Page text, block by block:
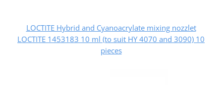
LOCTITE Hybrid and Cyanoacrylate mixing nozzlet
LOCTITE 1453183 10 ml (to suit HY 4070 and 3090) 10
pieces